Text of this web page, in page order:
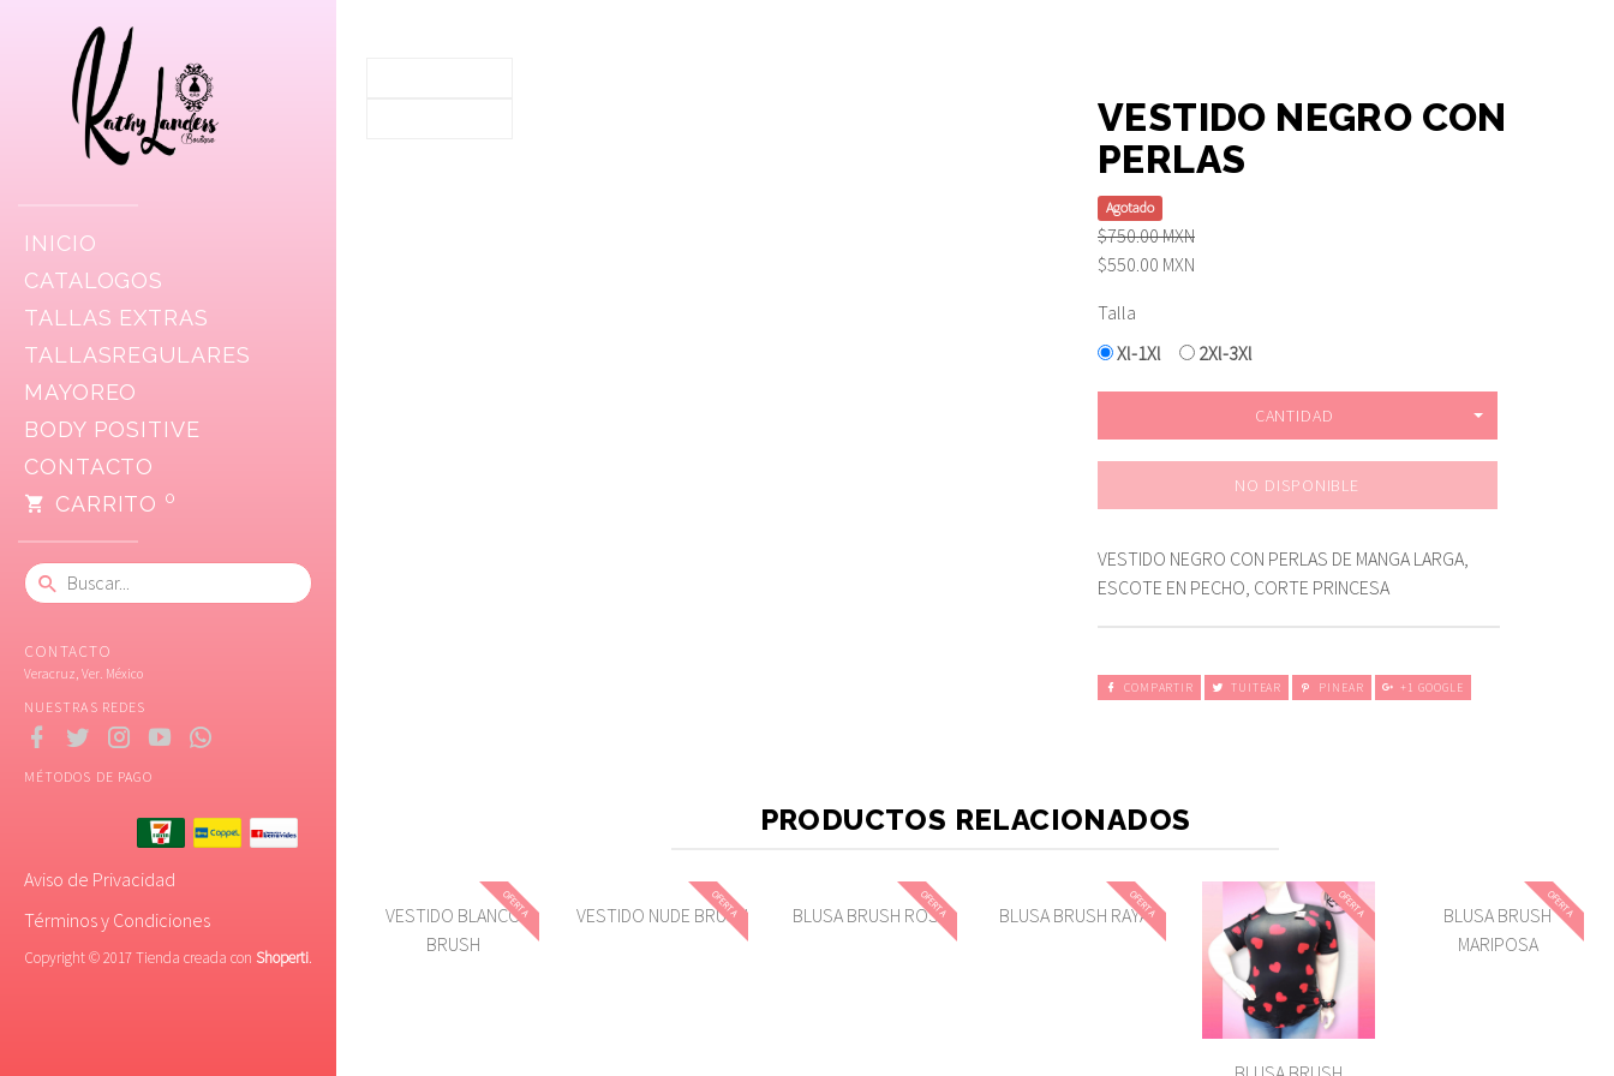
INICIO
CATALOGOS
TALLAS EXTRAS
TALLASREGULARES
MAYOREO
BODY POSITIVE
CONTACTO
CARRITO 0
CONTACTO
Veracruz, Ver. México
NUESTRAS REDES
MÉTODOS DE PAGO
Aviso de Privacidad
Términos y Condiciones
Copyright © 2017 Tienda creada con Shoperti.
VESTIDO NEGRO CON
PERLAS
Agotado
$750.00 MXN
$550.00 MXN
Talla
Xl-1Xl
2Xl-3Xl
CANTIDAD
NO DISPONIBLE
VESTIDO NEGRO CON PERLAS DE MANGA LARGA,
ESCOTE EN PECHO, CORTE PRINCESA
COMPARTIR TUITEAR PINEAR +1 GOOGLE
PRODUCTOS RELACIONADOS
OFERTA
VESTIDO BLANCO
BRUSH
OFERTA
VESTIDO NUDE BRUSH OFERTA
BLUSA BRUSH ROSA OFERTA
BLUSA BRUSH RAYAS OFERTA OFERTA
BLUSA BRUSH
MARIPOSA